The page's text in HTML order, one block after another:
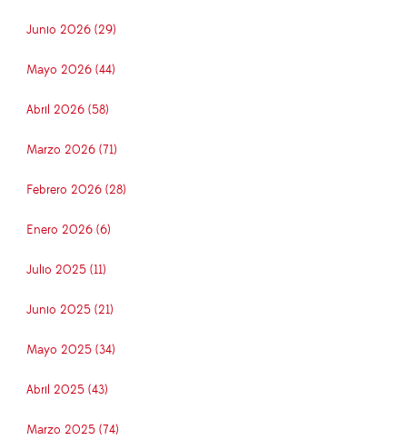
Junio 2026 (29)
Mayo 2026 (44)
Abril 2026 (58)
Marzo 2026 (71)
Febrero 2026 (28)
Enero 2026 (6)
Julio 2025 (11)
Junio 2025 (21)
Mayo 2025 (34)
Abril 2025 (43)
Marzo 2025 (74)